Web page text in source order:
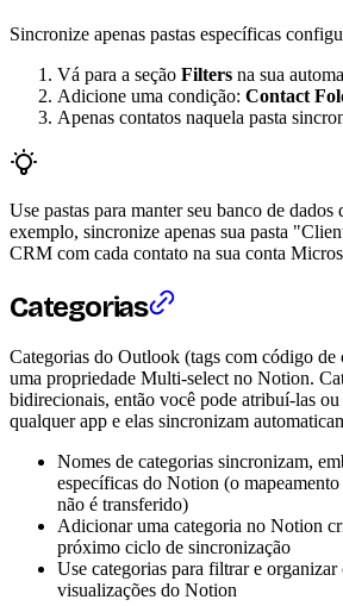
Sincronize apenas pastas específicas
Vá para a seção Filters na sua
Adicione uma condição: Contact
Apenas contatos naquela pasta
Use pastas para manter seu banco de
exemplo, sincronize apenas sua pasta
CRM com cada contato na sua conta
Categorias
Categorias do Outlook (tags com código de
uma propriedade Multi-select no Notion.
bidirecionais, então você pode atribuí-las ou
qualquer app e elas sincronizam
Nomes de categorias sincronizam,
específicas do Notion (o
não é transferido)
Adicionar uma categoria no Notion
próximo ciclo de sincronização
Use categorias para filtrar e organizar
visualizações do Notion